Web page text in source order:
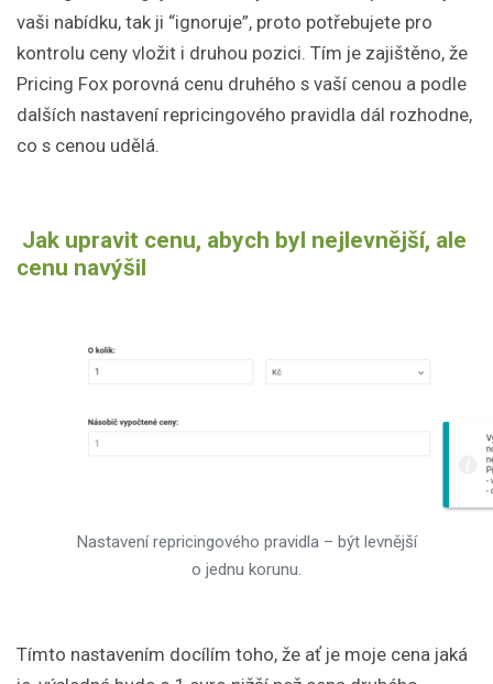
vaši nabídku, tak ji “ignoruje”, proto potřebujete pro
kontrolu ceny vložit i druhou pozici. Tím je zajištěno, že
Pricing Fox porovná cenu druhého s vaší cenou a podle
dalších nastavení repricingového pravidla dál rozhodne,
co s cenou udělá.
Jak upravit cenu, abych byl nejlevnější, ale
cenu navýšil
Nastavení repricingového pravidla – být levnější
o jednu korunu.
Tímto nastavením docílím toho, že ať je moje cena jaká